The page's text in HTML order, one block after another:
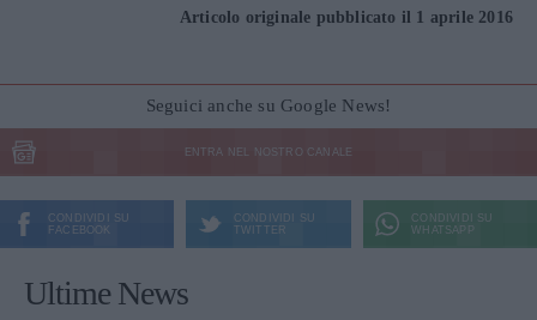
Articolo originale pubblicato il 1 aprile 2016
Seguici anche su Google News!
ENTRA NEL NOSTRO CANALE
CONDIVIDI SU
FACEBOOK
CONDIVIDI SU
TWITTER
CONDIVIDI SU
WHATSAPP
Ultime News